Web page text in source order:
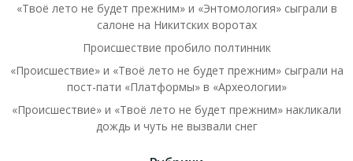
«Твоё лето не будет прежним» и «Энтомология» сыграли в
салоне на Никитских воротах
Происшествие пробило полтинник
«Происшествие» и «Твоё лето не будет прежним» сыграли на
пост-пати «Платформы» в «Археологии»
«Происшествие» и «Твоё лето не будет прежним» накликали
дождь и чуть не вызвали снег